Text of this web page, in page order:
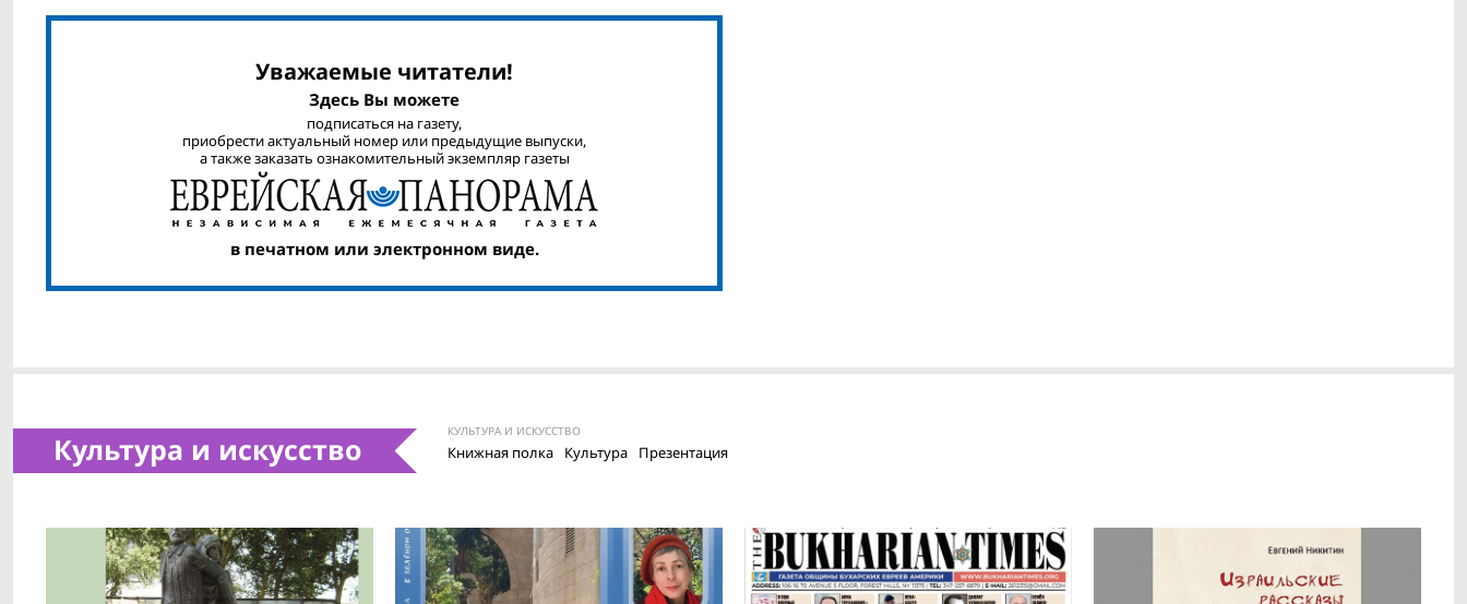
Уважаемые читатели!
Здесь Вы можете
подписаться на газету,
приобрести актуальный номер или предыдущие выпуски,
а также заказать ознакомительный экземпляр газеты
в печатном или электронном виде.
Культура и искусство КУЛЬТУРА И ИСКУССТВО
Книжная полка Культура Презентация